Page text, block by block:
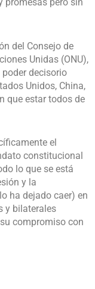
del Consejo de
Unidas (ONU),
decisorio
Unidos, China,
que estar todos de
el
constitucional
lo que se está
y la
ha dejado caer) en
y bilaterales
compromiso con